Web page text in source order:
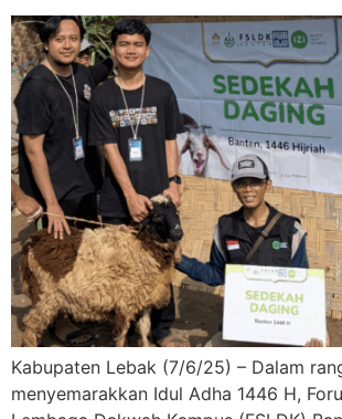
Kabupaten Lebak (7/6/25) – Dalam
menyemarakkan Idul Adha 1446 H,